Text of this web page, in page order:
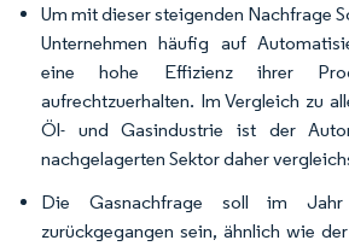
Um mit dieser steigenden Nachfrage
Unternehmen häufig auf
eine hohe Effizienz ihrer
aufrechtzuerhalten. Im Vergleich zu
Öl- und Gasindustrie ist der
nachgelagerten Sektor daher
Die Gasnachfrage soll im
zurückgegangen sein, ähnlich wie